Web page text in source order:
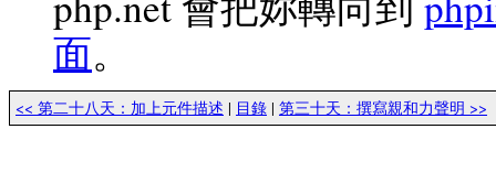
面。
<< 第二十八天：加上元件描述 | 目錄 | 第三十天：撰寫親和力聲明 >>